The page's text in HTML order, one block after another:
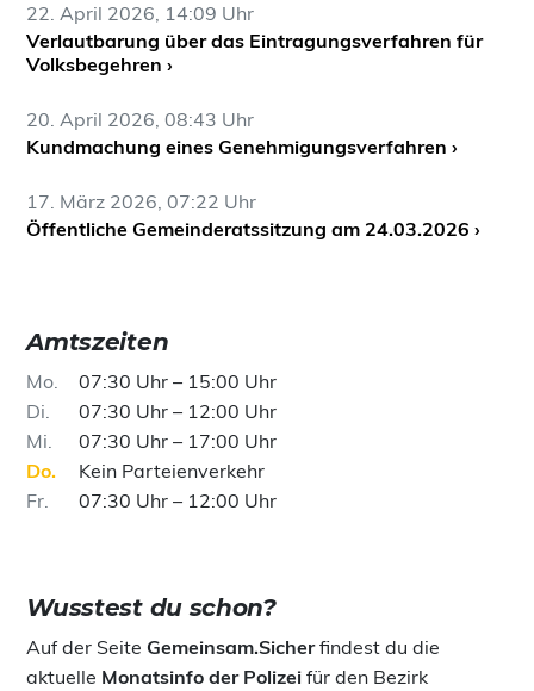
22. April 2026, 14:09 Uhr
Verlautbarung über das Eintragungsverfahren für
Volksbegehren ›
20. April 2026, 08:43 Uhr
Kundmachung eines Genehmigungsverfahren ›
17. März 2026, 07:22 Uhr
Öffentliche Gemeinderatssitzung am 24.03.2026 ›
Amtszeiten
Mo
07:30 Uhr – 15:00 Uhr
Di
07:30 Uhr – 12:00 Uhr
Mi
07:30 Uhr – 17:00 Uhr
Do
Kein Parteienverkehr
Fr
07:30 Uhr – 12:00 Uhr
Wusstest du schon?
Auf der SeiteGemeinsam.Sicherfindest du die
aktuelle Monatsinfo der Polizei für den Bezirk